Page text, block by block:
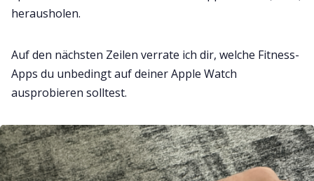
herausholen.
Auf den nächsten Zeilen verrate ich dir, welche Fitness-
Apps du unbedingt auf deiner Apple Watch
ausprobieren solltest.